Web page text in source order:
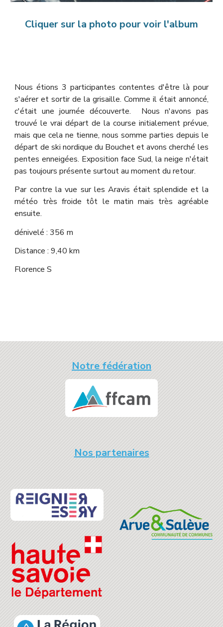
Cliquer sur la photo pour voir l'album
Nous étions3participantes contentes d'être là pour
s'aérer et sortir de la grisaille. Comme il était annoncé,
c'était une journée découverte. Nous n'avons pas
trouvé le vrai départ de la course initialement prévue,
mais que cela ne tienne, nous somme parties depuis le
départ de ski nordique du Bouchet et avons cherché les
pentes enneigées. Exposition face Sud, la neige n'était
pas toujours présente surtout au moment du retour.
Par contre la vue sur les Aravis était splendide et la
météo très froide tôt le matin mais très agréable
ensuite.
dénivelé : 356 m
Distance : 9,40 km
Florence S
Notre fédération
Nos partenaires